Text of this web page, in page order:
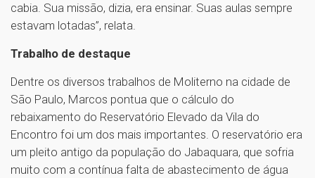
cabia. Sua missão, dizia, era ensinar. Suas aulas sempre
estavam lotadas”, relata.
Trabalho de destaque
Dentre os diversos trabalhos de Moliterno na cidade de
São Paulo, Marcos pontua que o cálculo do
rebaixamento do Reservatório Elevado da Vila do
Encontro foi um dos mais importantes. O reservatório era
um pleito antigo da população do Jabaquara, que sofria
muito com a contínua falta de abastecimento de água